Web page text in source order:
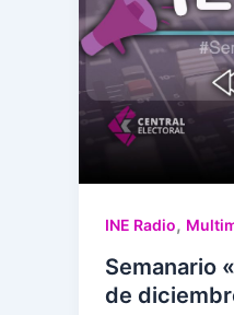
INE Radio,
Semanario
de